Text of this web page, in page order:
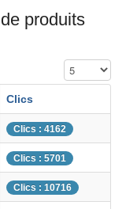
produits
Affichage #
Clics
Clics : 4162
Clics : 5701
Clics : 10716